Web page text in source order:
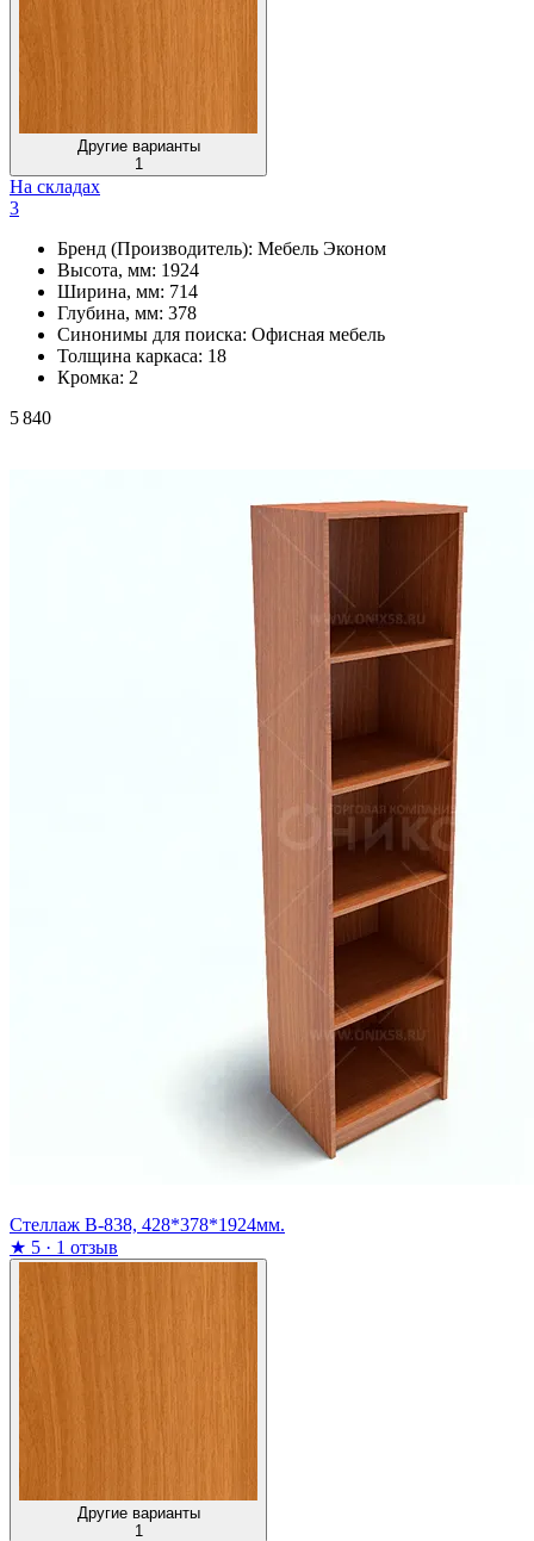
Другие варианты
1
На складах
3
Бренд (Производитель): Мебель Эконом
Высота, мм: 1924
Ширина, мм: 714
Глубина, мм: 378
Синонимы для поиска: Офисная мебель
Толщина каркаса: 18
Кромка: 2
5 840
Стеллаж В-838, 428*378*1924мм.
★ 5 · 1 отзыв
Другие варианты
1